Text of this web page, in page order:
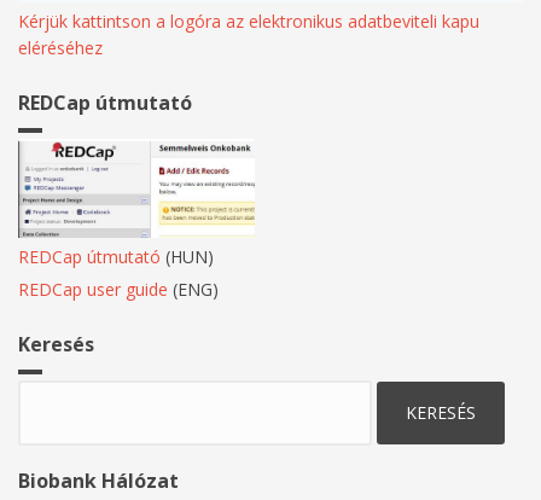
Kérjük kattintson a logóra az elektronikus adatbeviteli kapu
eléréséhez
REDCap útmutató
REDCap útmutató (HUN)
REDCap user guide (ENG)
Keresés
Biobank Hálózat